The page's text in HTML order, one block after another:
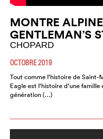
MONTRE
GENTLEMAN’S
CHOPARD
OCTOBRE 2019
Tout comme l’histoire de
Eagle est l’histoire d’une
génération (…)